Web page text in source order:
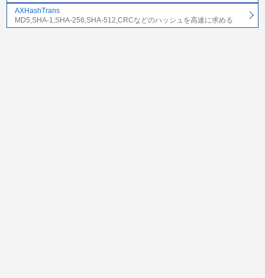
AXHashTrans
MD5,SHA-1,SHA-256,SHA-512,CRCなどのハッシュを高速に求める